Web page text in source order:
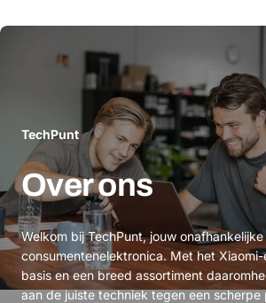
TechPunt
Over ons
Welkom bij TechPunt, jouw
consumentenelektronica. Met het
basis en een breed assortiment
aan de juiste techniek tegen een scherpe